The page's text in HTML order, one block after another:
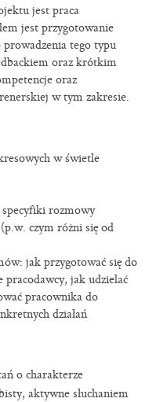
jest praca
jest przygotowanie
prowadzenia tego typu
oraz krótkim
oraz
w tym zakresie.
w świetle
rozmowy
czym różni się od
jak przygotować się do
jak udzielać
pracownika do
działań
o charakterze
aktywne słuchaniem